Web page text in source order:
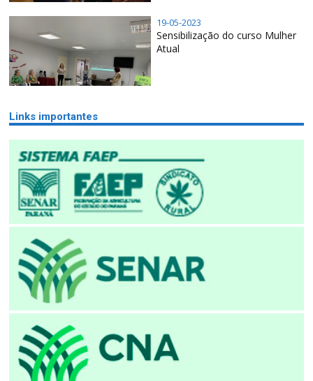
19-05-2023
Sensibilização do curso Mulher
Atual
Links importantes